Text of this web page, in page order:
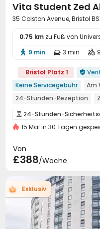
Vita Student Zed
35 Colston Avenue, Bristol
0.75 km zu Fuß von
 9 min  3 min 
Bristol Platz 1 
Keine Servicegebühr
Am
24-Stunden-Rezeption
Frühstück einpacken
Kostenloser Kaffee und
 24-Stunden-
Überwachungssystem
Zutrittskontrollsystem
Paketerinnerungssystem
Soziale Aktivitäten 
 Fahrradverleih kostenlos
Drahtloses Netzwerk
Aufzug 
15 Mal in 30 Tagen
Von
£388/Woche
Exklusiv